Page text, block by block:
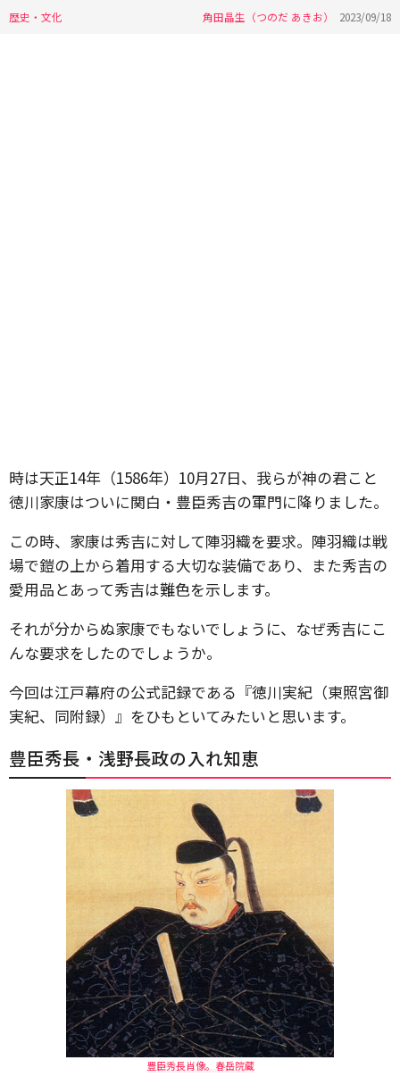
歴史・文化 角田晶生（つのだ あきお） 2023/09/18
時は天正14年（1586年）10月27日、我らが神の君こと
徳川家康はついに関白・豊臣秀吉の軍門に降りました。
この時、家康は秀吉に対して陣羽織を要求。陣羽織は戦
場で鎧の上から着用する大切な装備であり、また秀吉の
愛用品とあって秀吉は難色を示します。
それが分からぬ家康でもないでしょうに、なぜ秀吉にこ
んな要求をしたのでしょうか。
今回は江戸幕府の公式記録である『徳川実紀（東照宮御
実紀、同附録）』をひもといてみたいと思います。
豊臣秀長・浅野長政の入れ知恵
豊臣秀長肖像。春岳院蔵